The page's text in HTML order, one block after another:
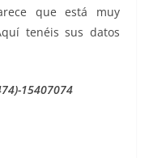
que está muy
tenéis sus datos
15407074